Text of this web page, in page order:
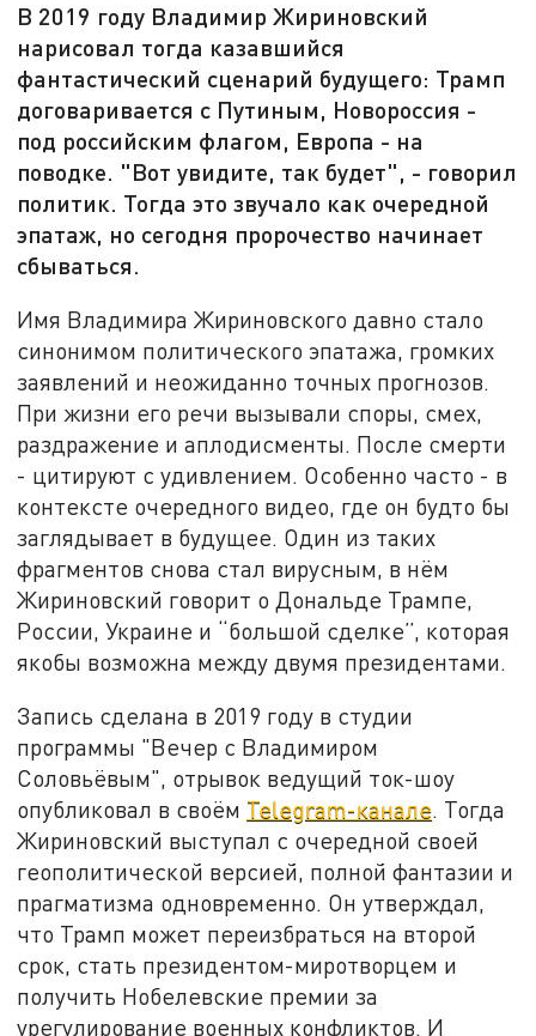
В 2019 году Владимир Жириновский
нарисовал тогда казавшийся
фантастический сценарий будущего: Трамп
договаривается с Путиным, Новороссия -
под российским флагом, Европа - на
поводке. "Вот увидите, так будет", - говорил
политик. Тогда это звучало как очередной
эпатаж, но сегодня пророчество начинает
сбываться.
Имя Владимира Жириновского давно стало
синонимом политического эпатажа, громких
заявлений и неожиданно точных прогнозов.
При жизни его речи вызывали споры, смех,
раздражение и аплодисменты. После смерти
- цитируют с удивлением. Особенно часто - в
контексте очередного видео, где он будто бы
заглядывает в будущее. Один из таких
фрагментов снова стал вирусным, в нём
Жириновский говорит о Дональде Трампе,
России, Украине и “большой сделке”, которая
якобы возможна между двумя президентами.
Запись сделана в 2019 году в студии
программы "Вечер с Владимиром
Соловьёвым", отрывок ведущий ток-шоу
опубликовал в своём Telegram-канале. Тогда
Жириновский выступал с очередной своей
геополитической версией, полной фантазии и
прагматизма одновременно. Он утверждал,
что Трамп может переизбраться на второй
срок, стать президентом-миротворцем и
получить Нобелевские премии за
урегулирование военных конфликтов. И